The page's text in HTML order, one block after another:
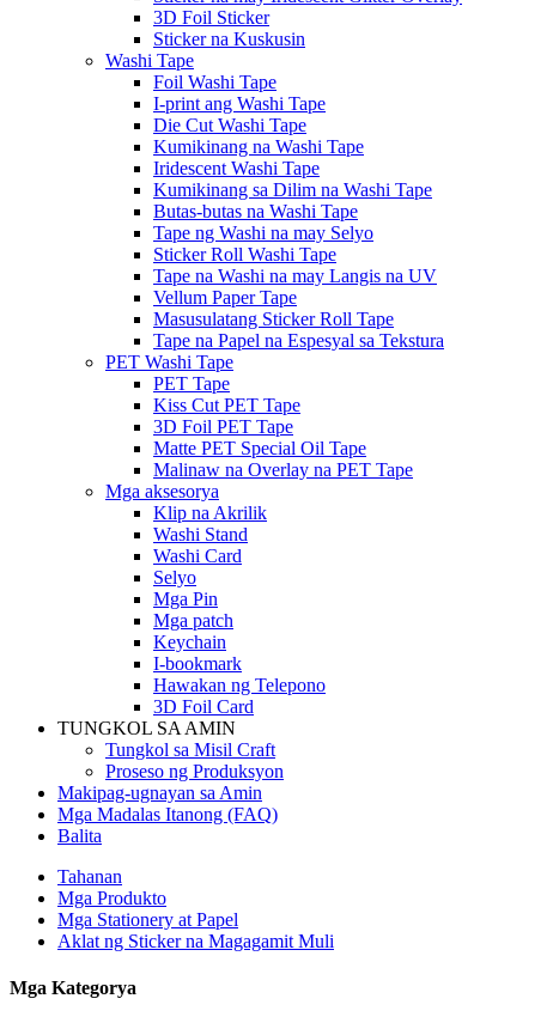
3D Foil Sticker
Sticker na Kuskusin
Washi Tape
Foil Washi Tape
I-print ang Washi Tape
Die Cut Washi Tape
Kumikinang na Washi Tape
Iridescent Washi Tape
Kumikinang sa Dilim na Washi Tape
Butas-butas na Washi Tape
Tape ng Washi na may Selyo
Sticker Roll Washi Tape
Tape na Washi na may Langis na UV
Vellum Paper Tape
Masusulatang Sticker Roll Tape
Tape na Papel na Espesyal sa Tekstura
PET Washi Tape
PET Tape
Kiss Cut PET Tape
3D Foil PET Tape
Matte PET Special Oil Tape
Malinaw na Overlay na PET Tape
Mga aksesorya
Klip na Akrilik
Washi Stand
Washi Card
Selyo
Mga Pin
Mga patch
Keychain
I-bookmark
Hawakan ng Telepono
3D Foil Card
TUNGKOL SA AMIN
Tungkol sa Misil Craft
Proseso ng Produksyon
Makipag-ugnayan sa Amin
Mga Madalas Itanong (FAQ)
Balita
Tahanan
Mga Produkto
Mga Stationery at Papel
Aklat ng Sticker na Magagamit Muli
Mga Kategorya